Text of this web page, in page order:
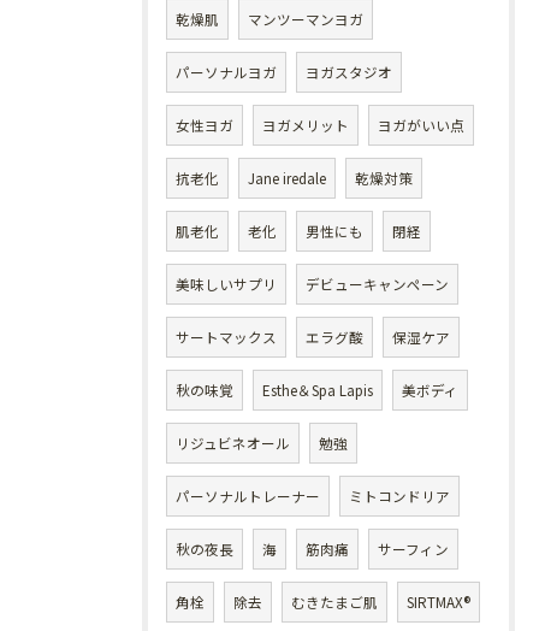
乾燥肌 マンツーマンヨガ
パーソナルヨガ ヨガスタジオ
女性ヨガ ヨガメリット ヨガがいい点
抗老化 Jane iredale 乾燥対策
肌老化 老化 男性にも 閉経
美味しいサプリ デビューキャンペーン
サートマックス エラグ酸 保湿ケア
秋の味覚 Esthe＆Spa Lapis 美ボディ
リジュビネオール 勉強
パーソナルトレーナー ミトコンドリア
秋の夜長 海 筋肉痛 サーフィン
角栓 除去 むきたまご肌 SIRTMAX®